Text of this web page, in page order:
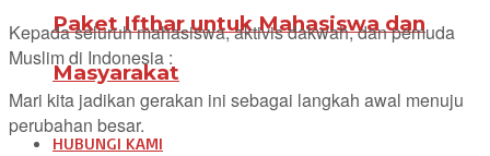
Paket Ifthar untuk Mahasiswa dan
Masyarakat
HUBUNGI KAMI
Kepada seluruh mahasiswa, aktivis dakwah, dan pemuda
Muslim di Indonesia :
Mari kita jadikan gerakan ini sebagai langkah awal menuju
perubahan besar.